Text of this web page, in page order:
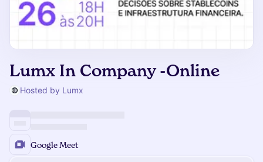
Lumx In Company -Online
Hosted by Lumx
Google Meet